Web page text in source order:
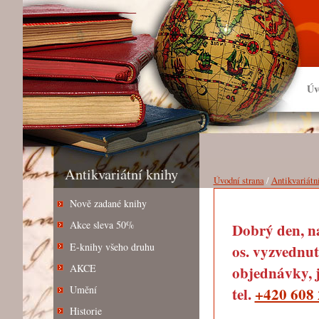
Antikvariátní knihy
Nově zadané knihy
Akce sleva 50%
E-knihy všeho druhu
AKCE
Umění
Historie
Úvodní strana/
Dobrý den,
os.
objednávky,
tel. +420 608